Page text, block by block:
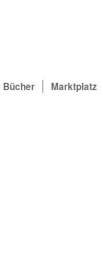
Bücher Marktplatz